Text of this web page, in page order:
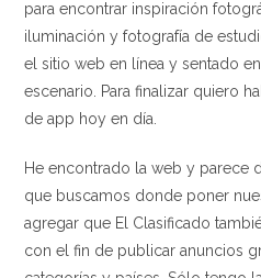
para encontrar inspiración
iluminación y fotografía de
el sitio web en línea y sentado
escenario. Para finalizar quiero
de app hoy en día.
He encontrado la web y parece
que buscamos donde poner
agregar que El Clasificado
con el fin de publicar anuncios